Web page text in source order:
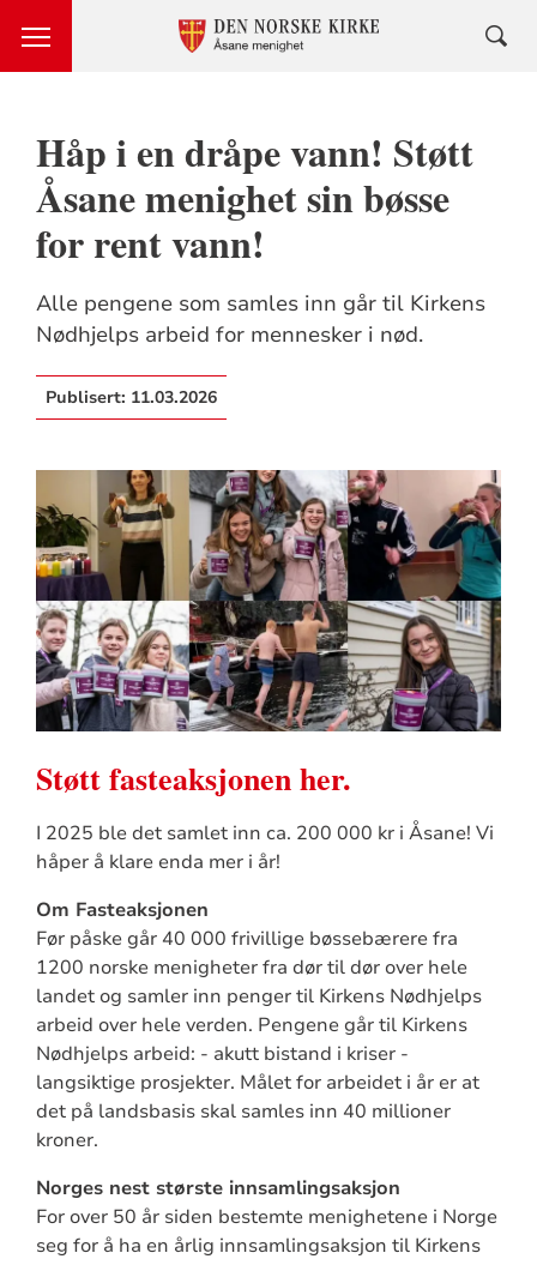
Håp i en dråpe vann! Støtt
Åsane menighet sin bøsse
for rent vann!
Alle pengene som samles inn går til Kirkens
Nødhjelps arbeid for mennesker i nød.
Publisert: 11.03.2026
Støtt fasteaksjonen her.
I 2025 ble det samlet inn ca. 200 000 kr i Åsane! Vi
håper å klare enda mer i år!
Om Fasteaksjonen
Før påske går 40 000 frivillige bøssebærere fra
1200 norske menigheter fra dør til dør over hele
landet og samler inn penger til Kirkens Nødhjelps
arbeid over hele verden. Pengene går til Kirkens
Nødhjelps arbeid: - akutt bistand i kriser -
langsiktige prosjekter. Målet for arbeidet i år er at
det på landsbasis skal samles inn 40 millioner
kroner.
Norges nest største innsamlingsaksjon
For over 50 år siden bestemte menighetene i Norge
seg for å ha en årlig innsamlingsaksjon til Kirkens